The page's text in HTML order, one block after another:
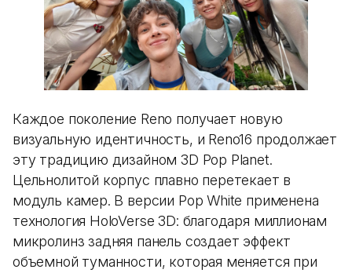
Каждое поколение Reno получает новую
визуальную идентичность, и Reno16 продолжает
эту традицию дизайном 3D Pop Planet.
Цельнолитой корпус плавно перетекает в
модуль камер. В версии Pop White применена
технология HoloVerse 3D: благодаря миллионам
микролинз задняя панель создает эффект
объемной туманности, которая меняется при